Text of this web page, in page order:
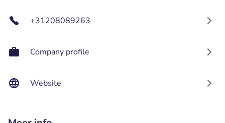
+31208089263
Company profile
Website